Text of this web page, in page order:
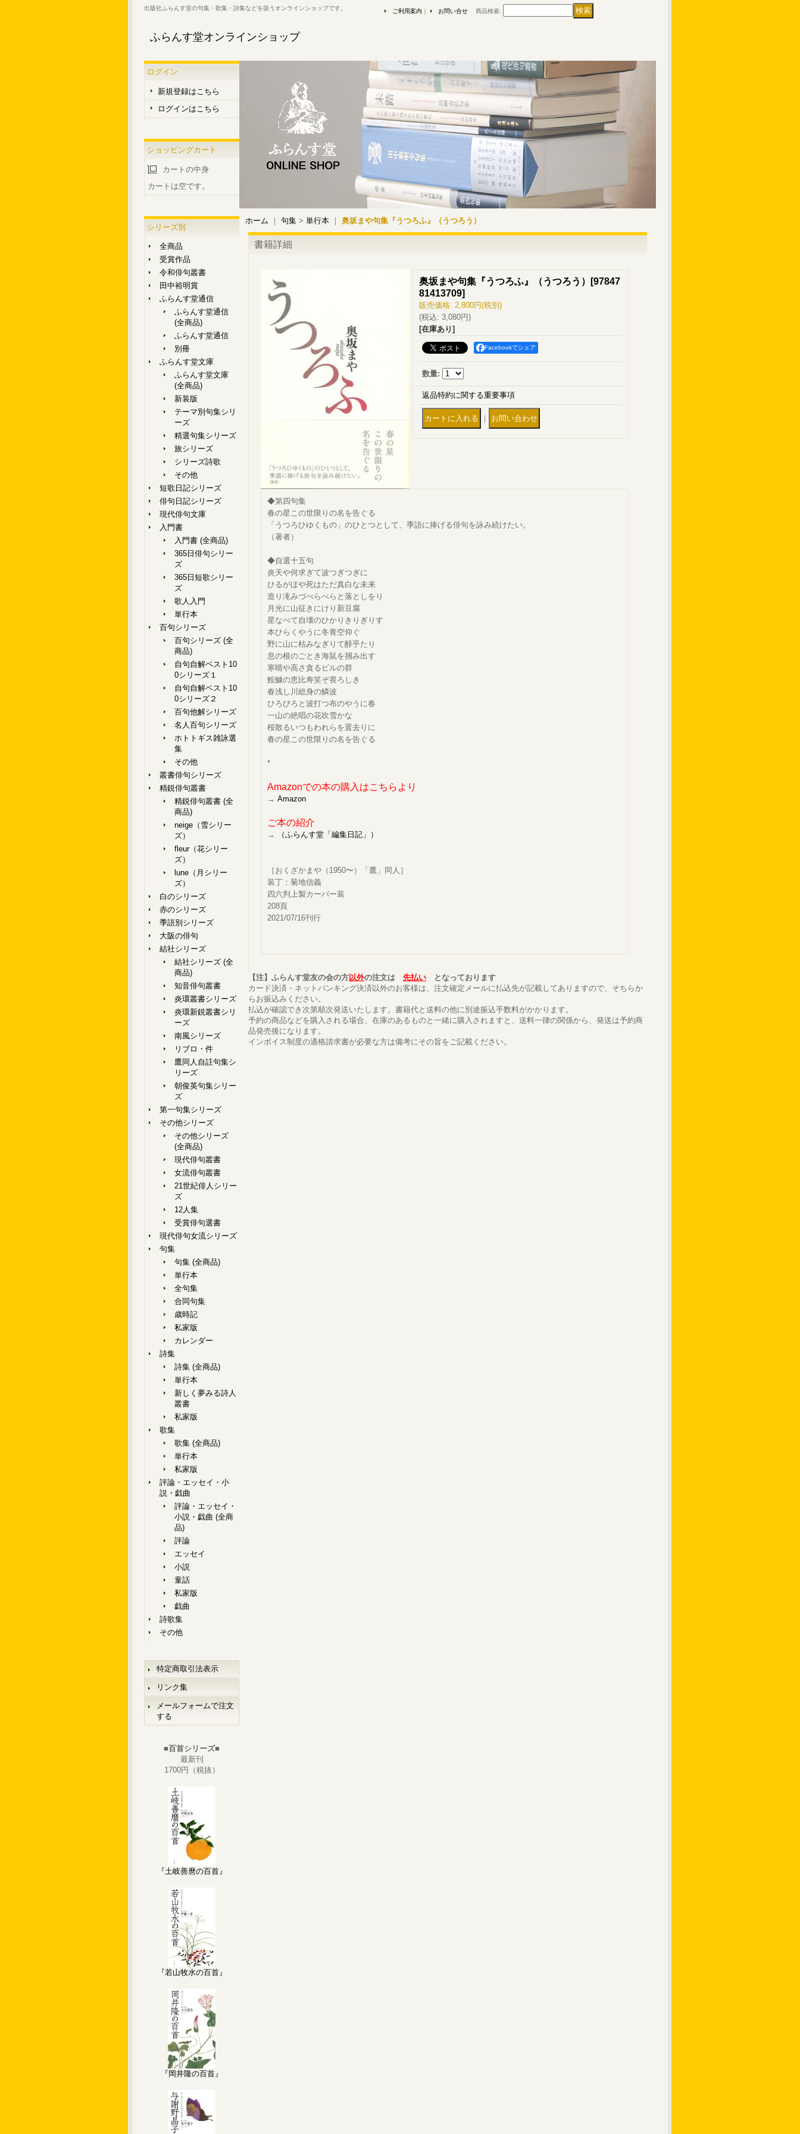
出版社ふらんす堂の句集・歌集・詩集などを扱うオンラインショップです。
ふらんす堂オンラインショップ
ご利用案内 お問い合せ 商品検索:
ログイン
新規登録はこちら
ログインはこちら
ショッピングカート
カートの中身
カートは空です。
シリーズ別
全商品
受賞作品
令和俳句叢書
田中裕明賞
ふらんす堂通信
ふらんす堂通信
(全商品)
ふらんす堂通信
別冊
ふらんす堂文庫
ふらんす堂文庫
(全商品)
新装版
テーマ別句集シリ
ーズ
精選句集シリーズ
旅シリーズ
シリーズ詩歌
その他
短歌日記シリーズ
俳句日記シリーズ
現代俳句文庫
入門書
入門書 (全商品)
365日俳句シリー
ズ
365日短歌シリー
ズ
歌人入門
単行本
百句シリーズ
百句シリーズ (全
商品)
自句自解ベスト10
0シリーズ１
自句自解ベスト10
0シリーズ２
百句他解シリーズ
名人百句シリーズ
ホトトギス雑詠選
集
その他
叢書俳句シリーズ
精鋭俳句叢書
精鋭俳句叢書 (全
商品)
neige（雪シリー
ズ）
fleur（花シリー
ズ）
lune（月シリー
ズ）
白のシリーズ
赤のシリーズ
季語別シリーズ
大阪の俳句
結社シリーズ
結社シリーズ (全
商品)
知音俳句叢書
炎環叢書シリーズ
炎環新鋭叢書シリ
ーズ
南風シリーズ
リブロ・件
鷹同人自註句集シ
リーズ
朝俊英句集シリー
ズ
第一句集シリーズ
その他シリーズ
その他シリーズ
(全商品)
現代俳句叢書
女流俳句叢書
21世紀俳人シリー
ズ
12人集
受賞俳句選書
現代俳句女流シリーズ
句集
句集 (全商品)
単行本
全句集
合同句集
歳時記
私家版
カレンダー
詩集
詩集 (全商品)
単行本
新しく夢みる詩人
叢書
私家版
歌集
歌集 (全商品)
単行本
私家版
評論・エッセイ・小
説・戯曲
評論・エッセイ・
小説・戯曲 (全商
品)
評論
エッセイ
小説
童話
私家版
戯曲
詩歌集
その他
特定商取引法表示
リンク集
メールフォームで注文
する
■百首シリーズ■
最新刊
1700円（税抜）
『土岐善麿の百首』
『若山牧水の百首』
『岡井隆の百首』
ホーム ｜ 句集 > 単行本 ｜ 奥坂まや句集『うつろふ』（うつろう）
書籍詳細
奥坂まや句集『うつろふ』（うつろう） [97847
81413709]
販売価格: 2,800円(税別)
(税込: 3,080円)
[在庫あり]
Facebookでシェア
数量:
返品特約に関する重要事項
｜
◆第四句集
春の星この世限りの名を告ぐる
「うつろひゆくもの」のひとつとして、季語に捧げる俳句を詠み続けたい。
（著者）
◆自選十五句
炎天や何求ぎて波つぎつぎに
ひるがほや死はただ真白な未来
造り滝みづべらべらと落としをり
月光に山征きにけり新豆腐
星なべて自壊のひかりきりぎりす
本ひらくやうに冬青空仰ぐ
野に山に枯みなぎりて醇乎たり
息の根のごとき海鼠を掴み出す
寒晴や高さ貪るビルの群
鮟鱇の恵比寿笑ぞ畏ろしき
春浅し川総身の鱗波
ひろびろと波打つ布のやうに春
一山の絶唱の花吹雪かな
桜散るいつもわれらを置去りに
春の星この世限りの名を告ぐる
*
Amazonでの本の購入はこちらより
→ Amazon
ご本の紹介
→ （ふらんす堂「編集日記」）
［おくざかまや（1950〜）「鷹」同人］
装丁：菊地信義
四六判上製カーバー装
208頁
2021/07/16刊行
【注】ふらんす堂友の会の方以外の注文は 先払い となっております
カード決済・ネットバンキング決済以外のお客様は、注文確定メールに払込先が記載してありますので、そちらか
らお振込みください。
払込が確認でき次第順次発送いたします。書籍代と送料の他に別途振込手数料がかかります。
予約の商品などを購入される場合、在庫のあるものと一緒に購入されますと、送料一律の関係から、発送は予約商
品発売後になります。
インボイス制度の適格請求書が必要な方は備考にその旨をご記載ください。